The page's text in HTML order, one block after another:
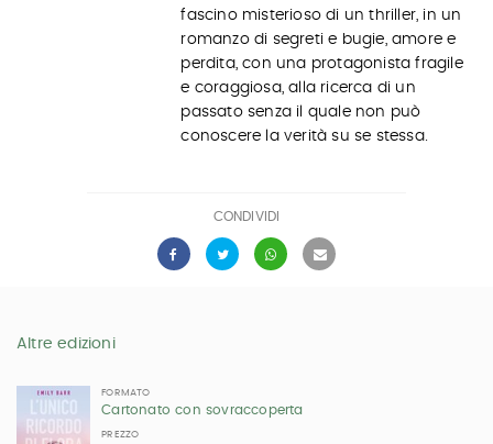
fascino misterioso di un thriller, in un
romanzo di segreti e bugie, amore e
perdita, con una protagonista fragile
e coraggiosa, alla ricerca di un
passato senza il quale non può
conoscere la verità su se stessa.
CONDIVIDI
Altre edizioni
FORMATO
Cartonato con sovraccoperta
PREZZO